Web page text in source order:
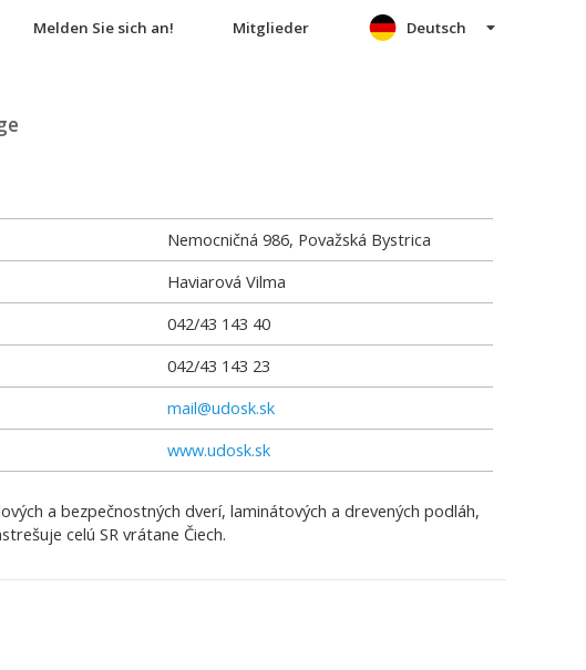
Melden Sie sich an! Mitglieder Deutsch
Nemocničná 986, Považská Bystrica
Haviarová Vilma
042/43 143 40
042/43 143 23
mail@udosk.sk
www.udosk.sk
a bezpečnostných dverí, laminátových a drevených podláh,
celú SR vrátane Čiech.